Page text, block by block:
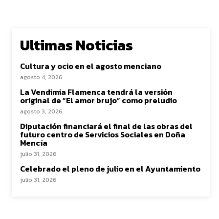
Ultimas Noticias
Cultura y ocio en el agosto menciano
agosto 4, 2026
La Vendimia Flamenca tendrá la versión
original de “El amor brujo” como preludio
agosto 3, 2026
Diputación financiará el final de las obras del
futuro centro de Servicios Sociales en Doña
Mencía
julio 31, 2026
Celebrado el pleno de julio en el Ayuntamiento
julio 31, 2026